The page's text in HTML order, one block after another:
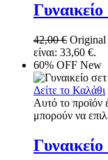
42,00€ Original
είναι: 33,60 €.
60% OFF New
Δείτε το Καλάθι
Αυτό το προϊόν
μπορούν να